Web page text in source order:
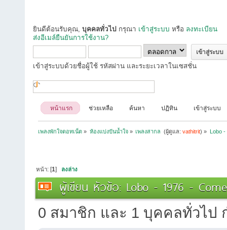
ยินดีต้อนรับคุณ, บุคคลทั่วไป กรุณา เข้าสู่ระบบ หรือ ลงทะเบียน
ส่งอีเมล์ยืนยันการใช้งาน?
เข้าสู่ระบบด้วยชื่อผู้ใช้ รหัสผ่าน และระยะเวลาในเซสชั่น
หน้าแรก ช่วยเหลือ ค้นหา ปฏิทิน เข้าสู่ระบบ
เพลงพักใจดอทเน็ต » ห้องแบ่งปันน้ำใจ» เพลงสากล (ผู้ดูแล:vathitrit) » Lobo
หน้า: [1] ลงล่าง
ผู้เขียน หัวข้อ: Lobo - 1976 -
0 สมาชิก และ 1 บุคคลทั่วไป